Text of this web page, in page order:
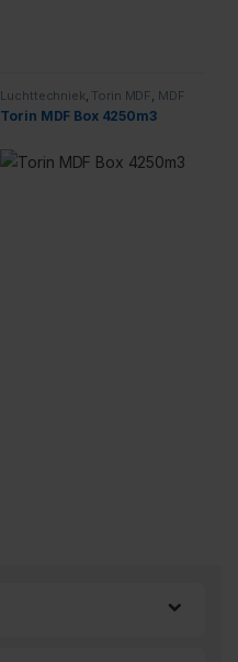
Luchttechniek Torin MDF MDF
Torin MDF Box 4250m3